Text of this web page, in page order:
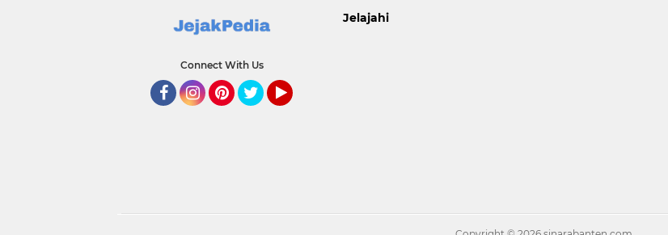
Connect With Us
Jelajahi